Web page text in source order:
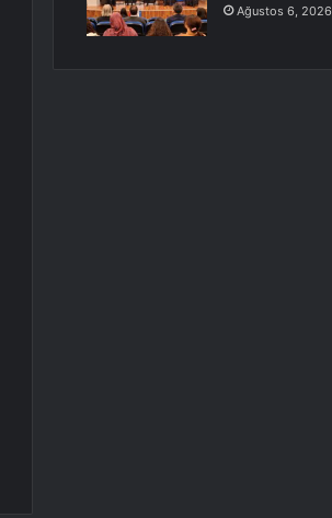
Ağustos 6, 2026